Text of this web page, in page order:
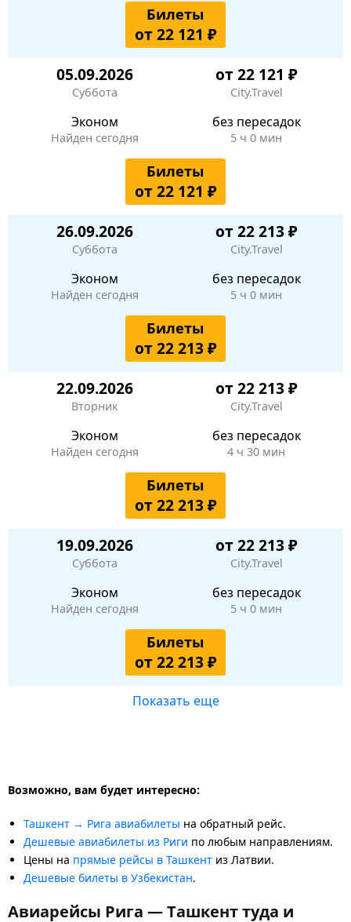
Билеты
от 22 121 ₽
05.09.2026
Суббота
от 22 121 ₽
City.Travel
Эконом
Найден сегодня
без пересадок
5 ч 0 мин
Билеты
от 22 121 ₽
26.09.2026
Суббота
от 22 213 ₽
City.Travel
Эконом
Найден сегодня
без пересадок
5 ч 0 мин
Билеты
от 22 213 ₽
22.09.2026
Вторник
от 22 213 ₽
City.Travel
Эконом
Найден сегодня
без пересадок
4 ч 30 мин
Билеты
от 22 213 ₽
19.09.2026
Суббота
от 22 213 ₽
City.Travel
Эконом
Найден сегодня
без пересадок
5 ч 0 мин
Билеты
от 22 213 ₽
Показать еще
Возможно, вам будет интересно:
Ташкент → Рига авиабилеты на обратный рейс.
Дешевые авиабилеты из Риги по любым направлениям.
Цены на прямые рейсы в Ташкент из Латвии.
Дешевые билеты в Узбекистан.
Авиарейсы Рига — Ташкент туда и